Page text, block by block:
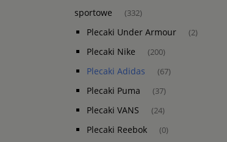
sportowe
(332)
Plecaki Under Armour (2)
Plecaki Nike (200)
Plecaki Adidas (67)
Plecaki Puma (37)
Plecaki VANS (24)
Plecaki Reebok (0)